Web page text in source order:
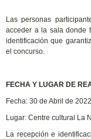
Las personas
acceder a la sala donde
identificación que
el concurso.
FECHA Y LUGAR DE
Fecha: 30 de Abril de 2022
Lugar: Centre cultural La
La recepción e